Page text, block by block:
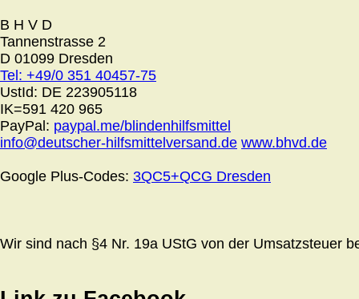
B H V D
Tannenstrasse 2
D 01099 Dresden
Tel: +49/0 351 40457-75
UstId: DE 223905118
IK=591 420 965
PayPal: paypal.me/blindenhilfsmittel
info@deutscher-hilfsmittelversand.de www.bhvd.de
Google Plus-Codes: 3QC5+QCG Dresden
Wir sind nach §4 Nr. 19a UStG von der Umsatzsteuer